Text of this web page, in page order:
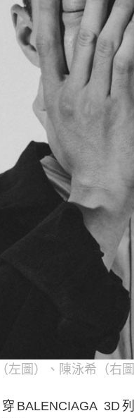
左圖）、陳泳希（右
BALENCIAGA